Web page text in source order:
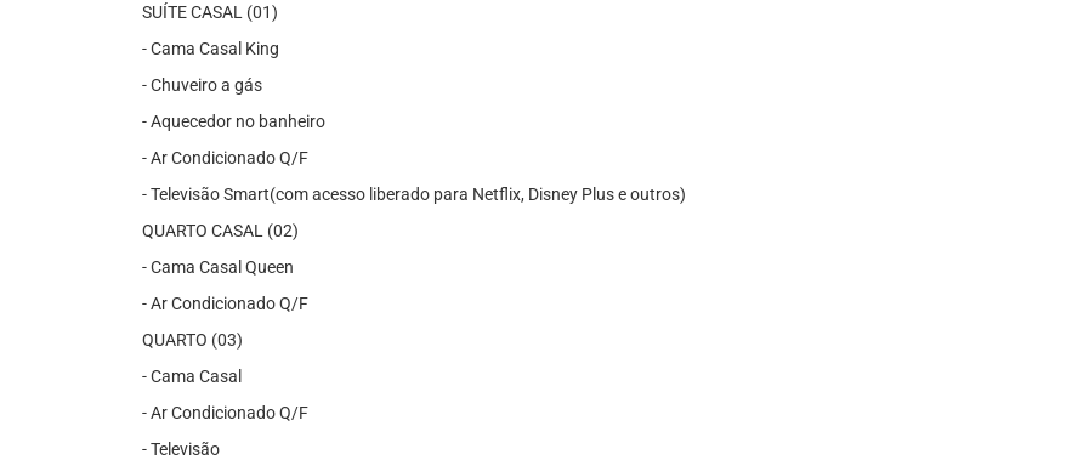
SUÍTE CASAL (01)
- Cama Casal King
- Chuveiro a gás
- Aquecedor no banheiro
- Ar Condicionado Q/F
- Televisão Smart(com acesso liberado para Netflix, Disney Plus e outros)
QUARTO CASAL (02)
- Cama Casal Queen
- Ar Condicionado Q/F
QUARTO (03)
- Cama Casal
- Ar Condicionado Q/F
- Televisão